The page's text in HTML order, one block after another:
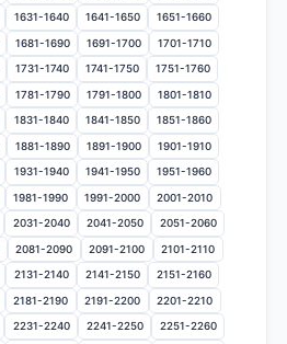
1631-1640 1641-1650 1651-1660
1681-1690 1691-1700 1701-1710
1731-1740 1741-1750 1751-1760
1781-1790 1791-1800 1801-1810
1831-1840 1841-1850 1851-1860
1881-1890 1891-1900 1901-1910
1931-1940 1941-1950 1951-1960
1981-1990 1991-2000 2001-2010
2031-2040 2041-2050 2051-2060
2081-2090 2091-2100 2101-2110
2131-2140 2141-2150 2151-2160
2181-2190 2191-2200 2201-2210
2231-2240 2241-2250 2251-2260